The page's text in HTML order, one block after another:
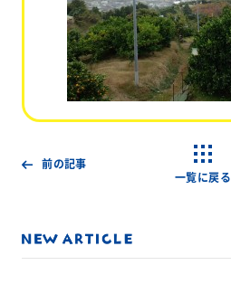
前の記事
一覧に戻る